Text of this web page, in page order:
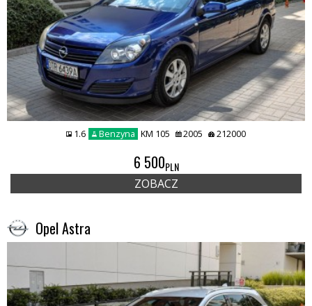
1.6 Benzyna KM 105 2005 212000
6 500PLN
ZOBACZ
Opel Astra